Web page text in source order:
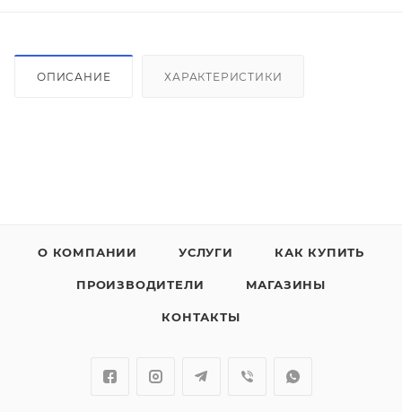
ОПИСАНИЕ ХАРАКТЕРИСТИКИ
О КОМПАНИИ УСЛУГИ КАК КУПИТЬ
ПРОИЗВОДИТЕЛИ МАГАЗИНЫ
КОНТАКТЫ